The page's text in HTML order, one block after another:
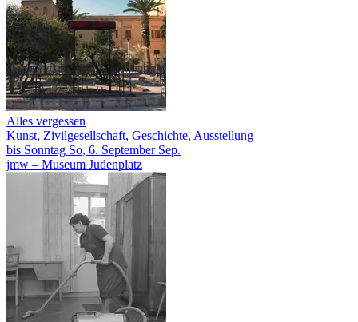
Alles vergessen
Kunst, Zivilgesellschaft, Geschichte, Ausstellung
bis Sonntag So, 6. September Sep.
jmw – Museum Judenplatz